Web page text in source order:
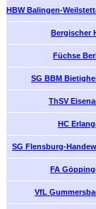
HBW Balingen-
Bergischer
Füchse
SG BBM
ThSV
HC
SG Flensburg-
FA
VfL